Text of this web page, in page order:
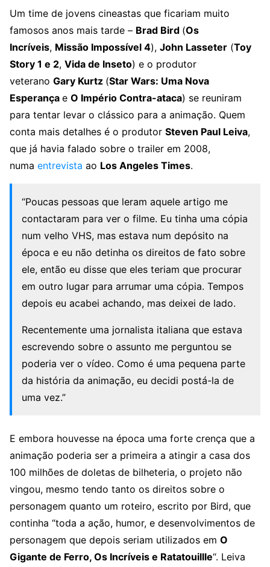
Um time de jovens cineastas que ficariam muito
famosos anos mais tarde – Brad Bird (Os
Incríveis, Missão Impossível 4), John Lasseter (Toy
Story 1 e 2, Vida de Inseto) e o produtor
veterano Gary Kurtz (Star Wars: Uma Nova
Esperança e O Império Contra-ataca) se reuniram
para tentar levar o clássico para a animação. Quem
conta mais detalhes é o produtor Steven Paul Leiva,
que já havia falado sobre o trailer em 2008,
numa entrevista ao Los Angeles Times.
“Poucas pessoas que leram aquele artigo me
contactaram para ver o filme. Eu tinha uma cópia
num velho VHS, mas estava num depósito na
época e eu não detinha os direitos de fato sobre
ele, então eu disse que eles teriam que procurar
em outro lugar para arrumar uma cópia. Tempos
depois eu acabei achando, mas deixei de lado.
Recentemente uma jornalista italiana que estava
escrevendo sobre o assunto me perguntou se
poderia ver o vídeo. Como é uma pequena parte
da história da animação, eu decidi postá-la de
uma vez.”
E embora houvesse na época uma forte crença que a
animação poderia ser a primeira a atingir a casa dos
100 milhões de doletas de bilheteria, o projeto não
vingou, mesmo tendo tanto os direitos sobre o
personagem quanto um roteiro, escrito por Bird, que
continha “toda a ação, humor, e desenvolvimentos de
personagem que depois seriam utilizados em O
Gigante de Ferro, Os Incríveis e Ratatouillle“. Leiva